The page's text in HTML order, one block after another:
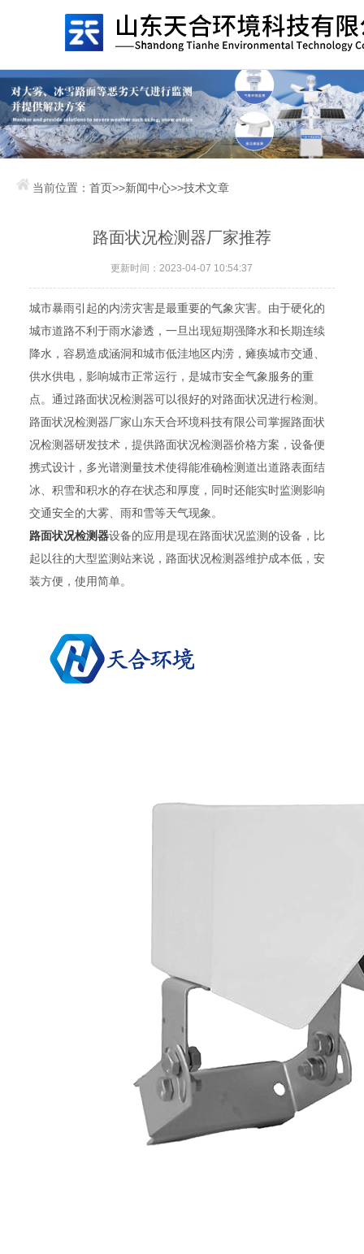
当前位置：首页>>新闻中心>>技术文章
路面状况检测器厂家推荐
更新时间：2023-04-07 10:54:37
城市暴雨引起的内涝灾害是最重要的气象灾害。由于硬化的
城市道路不利于雨水渗透，一旦出现短期强降水和长期连续
降水，容易造成涵洞和城市低洼地区内涝，瘫痪城市交通、
供水供电，影响城市正常运行，是城市安全气象服务的重
点。通过路面状况检测器可以很好的对路面状况进行检测。
路面状况检测器厂家山东天合环境科技有限公司掌握路面状
况检测器研发技术，提供路面状况检测器价格方案，设备便
携式设计，多光谱测量技术使得能准确检测道出道路表面结
冰、积雪和积水的存在状态和厚度，同时还能实时监测影响
交通安全的大雾、雨和雪等天气现象。
路面状况检测器设备的应用是现在路面状况监测的设备，比
起以往的大型监测站来说，路面状况检测器维护成本低，安
装方便，使用简单。